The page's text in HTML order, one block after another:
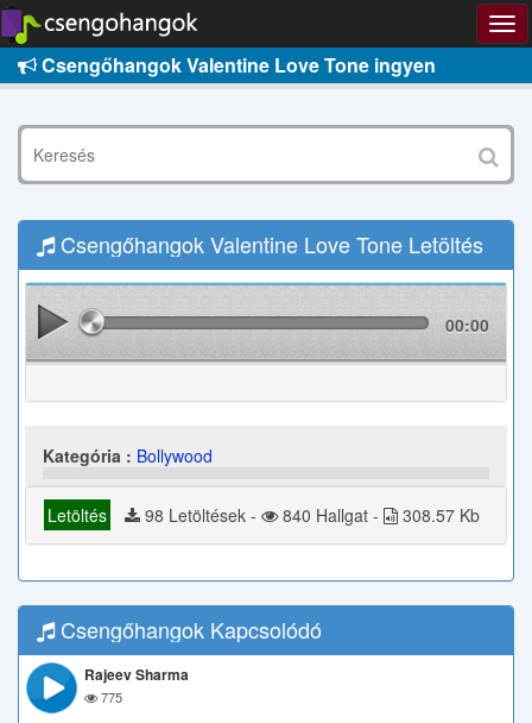
Csengőhangok Valentine Love Tone ingyen
Csengőhangok Valentine Love Tone Letöltés
00:00
Kategória : Bollywood
Letöltés 98 Letöltések - 840 Hallgat - 308.57 Kb
Csengőhangok Kapcsolódó
Rajeev Sharma
775